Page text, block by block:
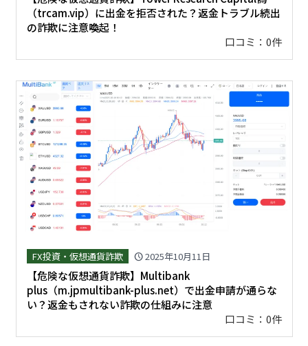
（trcam.vip）に出金を拒否された？返金トラブル続出
の詐欺に注意喚起！
口コミ：0件
FX投資・仮想通貨詐欺 schedule2025年10月11日
【危険な仮想通貨詐欺】Multibank
plus（m.jpmultibank-plus.net）で出金申請が通らな
い？返金もされない詐欺の仕組みに注意
口コミ：0件